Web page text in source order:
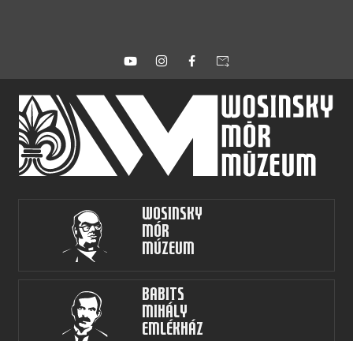
forward_to_inbox
Wosinsky
Mór
Múzeum
Babits
Mihály
Emlékház